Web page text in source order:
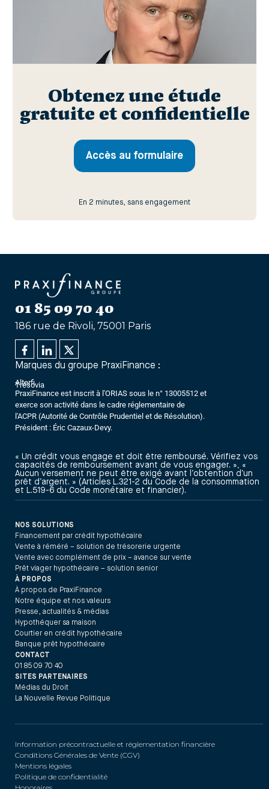
Obtenez une étude
gratuite et confidentielle
Accès au formulaire
En 2 minutes, sans engagement
01 85 09 70 40
186 rue de Rivoli, 75001 Paris
Marques du groupe PraxiFinance :
Alterfi
Trésovia
PraxiFinance est inscrit à l'ORIAS sous le n° 13005512 et
exerce son activité dans le cadre réglementaire de
l'ACPR (Autorité de Contrôle Prudentiel et de Résolution).
Président : Éric Cazaux-Devy.
« Un crédit vous engage et doit être remboursé. Vérifiez vos
capacités de remboursement avant de vous engager. », «
Aucun versement ne peut être exigé avant l’obtention d’un
prêt d’argent. » (Articles L.321-2 du Code de la consommation
et L.519-6 du Code monétaire et financier).
NOS SOLUTIONS
Financement par crédit hypothécaire
Vente à réméré – solution de trésorerie urgente
Vente avec complément de prix – avance sur vente
Prêt viager hypothécaire – solution senior
À PROPOS
À propos de PraxiFinance
Notre équipe et nos valeurs
Presse, actualités & médias
Hypothéquer sa maison
Courtier en crédit hypothécaire
Banque prêt hypothécaire
CONTACT
01 85 09 70 40
SITES PARTENAIRES
Médias du Droit
La Nouvelle Revue Politique
Information précontractuelle et réglementation financière
Conditions Générales de Vente (CGV)
Mentions légales
Politique de confidentialité